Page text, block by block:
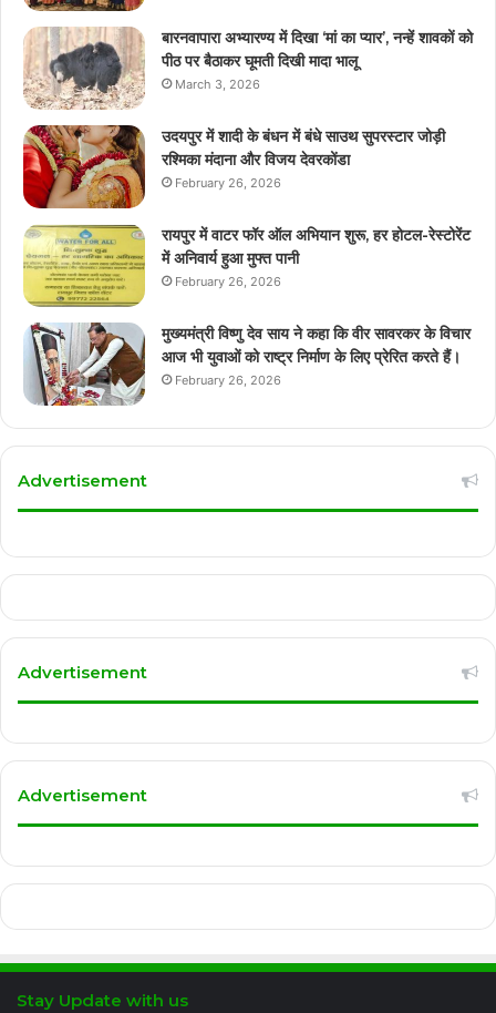
बारनवापारा अभ्यारण्य में दिखा ‘मां का प्यार’, नन्हें शावकों को
पीठ पर बैठाकर घूमती दिखी मादा भालू
March 3, 2026
उदयपुर में शादी के बंधन में बंधे साउथ सुपरस्टार जोड़ी
रश्मिका मंदाना और विजय देवरकोंडा
February 26, 2026
रायपुर में वाटर फॉर ऑल अभियान शुरू, हर होटल-रेस्टोरेंट
में अनिवार्य हुआ मुफ्त पानी
February 26, 2026
मुख्यमंत्री विष्णु देव साय ने कहा कि वीर सावरकर के विचार
आज भी युवाओं को राष्ट्र निर्माण के लिए प्रेरित करते हैं।
February 26, 2026
Advertisement
Advertisement
Advertisement
Stay Update with us